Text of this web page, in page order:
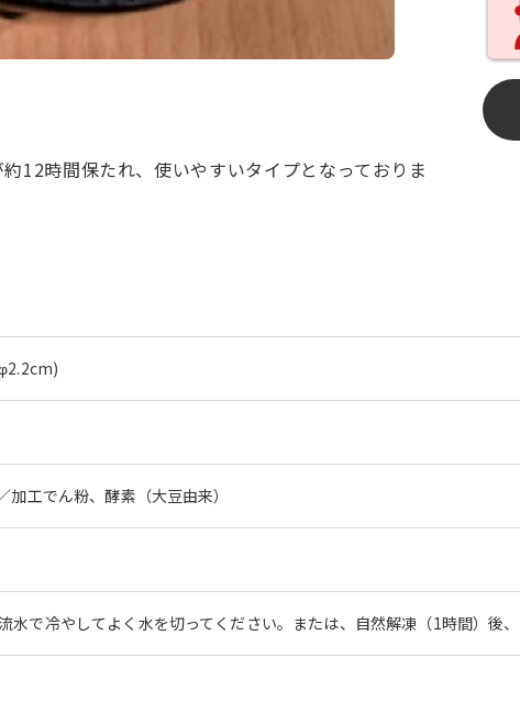
12時間保たれ、使いやすいタイプとなっておりま
工でん粉、酵素（大豆由来）
水で冷やしてよく水を切ってください。または、自然解凍（1時間）後